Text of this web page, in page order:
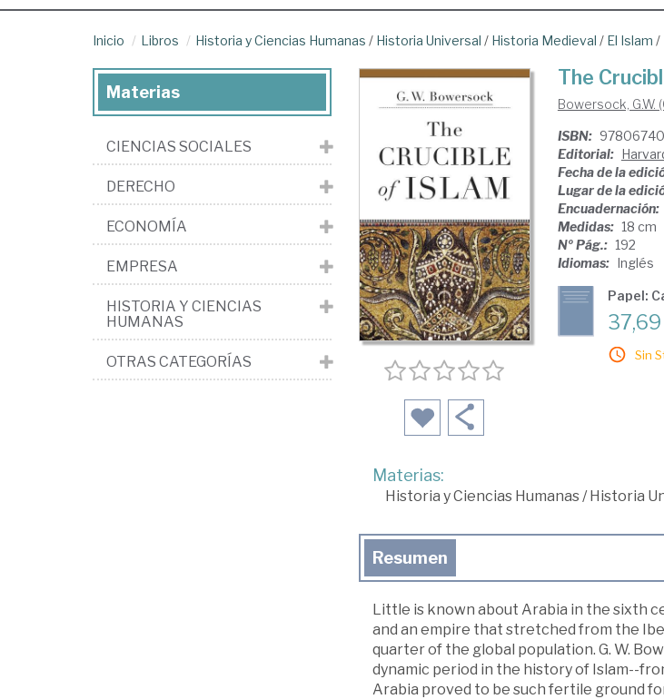
Inicio Libros Historia y Ciencias Humanas / Historia Universal / Historia Medieval / El Islam /
The
Bowersock, G.W.
ISBN:
Editorial:
Fecha de la
Lugar de la
Encuadernación:
Medidas: 18 cm
Nº Pág.: 192
Idiomas: Inglés
Papel:
Sin
Materias:
Historia y Ciencias Humanas/Historia
Resumen
Little is known about Arabia in the sixth
and an empire that stretched from the
quarter of the global population. G. W.
dynamic period in the history of Islam--
Arabia proved to be such fertile ground
Materias
CIENCIAS SOCIALES
DERECHO
ECONOMÍA
EMPRESA
HISTORIA Y CIENCIAS
HUMANAS
OTRAS CATEGORÍAS